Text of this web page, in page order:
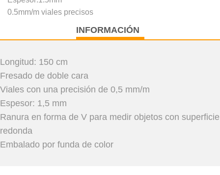
0.5mm/m viales precisos
INFORMACIÓN
Longitud: 150 cm
Fresado de doble cara
Viales con una precisión de 0,5 mm/m
Espesor: 1,5 mm
Ranura en forma de V para medir objetos con superficie
redonda
Embalado por funda de color